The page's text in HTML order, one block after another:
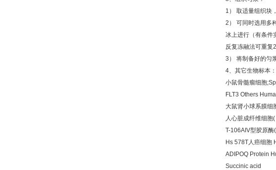
1 ） 取适量组织块
2 ） 可同时选用多
冰上进行（有条件
反复冻融法可重复2
3 ） 将制备好的匀
4、其它生物标本
小鼠骨髓瘤细胞
FLT3 Others
大鼠肾小球系膜细
人心脏成纤维细胞(
T-106AIV型胶原酶(
Hs 578T人癌细胞
ADIPOQ Protein
Succinic acid